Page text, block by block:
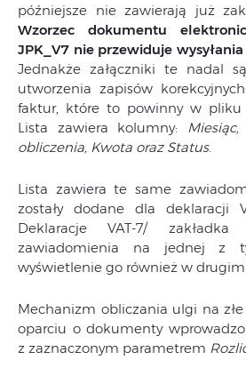
późniejsze nie zawierają już
Wzorzec dokumentu
JPK_V7 nie przewiduje
Jednakże załączniki te nadal
utworzenia zapisów
faktur, które to powinny w pliku
Lista zawiera kolumny:
obliczenia, Kwota oraz Status.
Lista zawiera te same
zostały dodane dla deklaracji
Deklaracje VAT-7/ zakładka
zawiadomienia na jednej z
wyświetlenie go również w
Mechanizm obliczania ulgi na
oparciu o dokumenty
z zaznaczonym parametrem